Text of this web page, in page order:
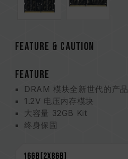
Feature & CAUTION
FEATURE
DRAM 模块全新世代的产品
1.2V 电压内存模块
大容量 32GB Kit
终身保固
CAUTION